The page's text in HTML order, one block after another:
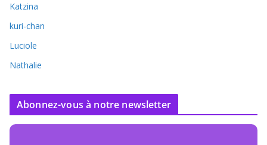
Katzina
kuri-chan
Luciole
Nathalie
Abonnez-vous à notre newsletter